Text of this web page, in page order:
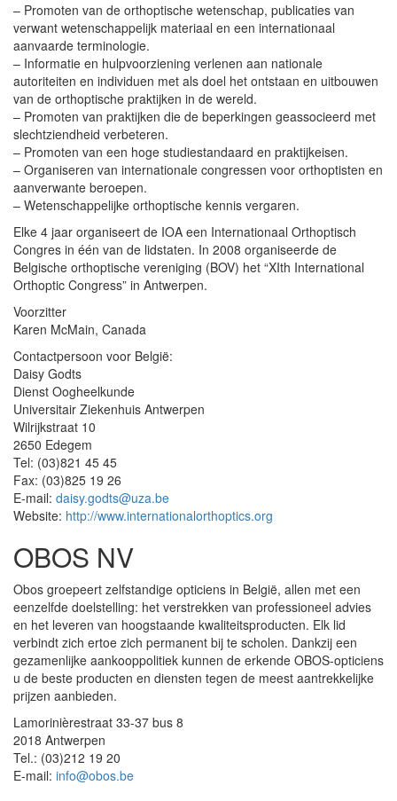
– Promoten van de orthoptische wetenschap, publicaties van
verwant wetenschappelijk materiaal en een internationaal
aanvaarde terminologie.
– Informatie en hulpvoorziening verlenen aan nationale
autoriteiten en individuen met als doel het ontstaan en uitbouwen
van de orthoptische praktijken in de wereld.
– Promoten van praktijken die de beperkingen geassocieerd met
slechtziendheid verbeteren.
– Promoten van een hoge studiestandaard en praktijkeisen.
– Organiseren van internationale congressen voor orthoptisten en
aanverwante beroepen.
– Wetenschappelijke orthoptische kennis vergaren.
Elke 4 jaar organiseert de IOA een Internationaal Orthoptisch
Congres in één van de lidstaten. In 2008 organiseerde de
Belgische orthoptische vereniging (BOV) het “XIth International
Orthoptic Congress” in Antwerpen.
Voorzitter
Karen McMain, Canada
Contactpersoon voor België:
Daisy Godts
Dienst Oogheelkunde
Universitair Ziekenhuis Antwerpen
Wilrijkstraat 10
2650 Edegem
Tel: (03)821 45 45
Fax: (03)825 19 26
E-mail: daisy.godts@uza.be
Website: http://www.internationalorthoptics.org
OBOS NV
Obos groepeert zelfstandige opticiens in België, allen met een
eenzelfde doelstelling: het verstrekken van professioneel advies
en het leveren van hoogstaande kwaliteitsproducten. Elk lid
verbindt zich ertoe zich permanent bij te scholen. Dankzij een
gezamenlijke aankooppolitiek kunnen de erkende OBOS-opticiens
u de beste producten en diensten tegen de meest aantrekkelijke
prijzen aanbieden.
Lamorinièrestraat 33-37 bus 8
2018 Antwerpen
Tel.: (03)212 19 20
E-mail: info@obos.be